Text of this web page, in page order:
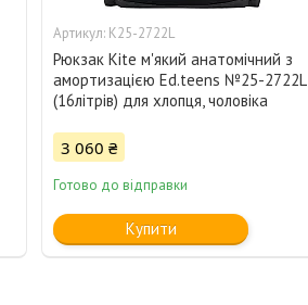
K25-2722L
Рюкзак Kite м'який анатомічний з
амортизацією Ed.teens №25-2722L
(16літрів) для хлопця, чоловіка
3 060 ₴
Готово до відправки
Купити